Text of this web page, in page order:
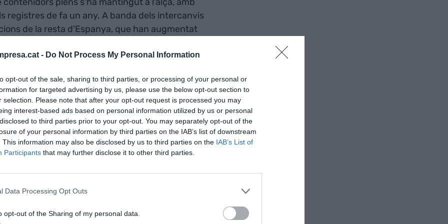
- Do Not Process My Personal Information
opt-out of the sale, sharing to third parties, or processing of your personal or
for targeted advertising by us, please use the below opt-out section to
selection. Please note that after your opt-out request is processed you may
interest-based ads based on personal information utilized by us or personal
to third parties prior to your opt-out. You may separately opt-out of the
of your personal information by third parties on the IAB’s list of downstream
This information may also be disclosed by us to third parties on the IAB’s List of
Participants that may further disclose it to other third parties.
Data Processing Opt Outs
opt-out of the Sharing of my personal data.
plens s'ha mantingut a l'alça, amb
registres de fa un any. A banda dels intercanvis
de la resta d'Espanya, que han augmentat
destins que han registrat un major
del Nord i el Golf Pèrsic (+5,4%).
de
vuit
creuers
fins a
continuat amb la seva tendència a la baixa,
que aquest tipus de trànsit es va